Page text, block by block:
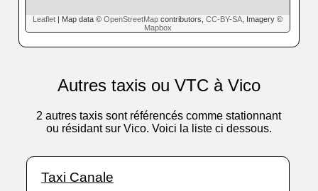
Leaflet | Map data © OpenStreetMap contributors, CC-BY-SA , Imagery ©
Mapbox
Autres taxis ou VTC à Vico
2 autres taxis sont référencés comme stationnant
ou résidant sur Vico. Voici la liste ci dessous.
Taxi Canale